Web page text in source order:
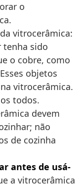
o
da vitrocerâmica:
tenha sido
o cobre, como
objetos
na vitrocerâmica.
todos.
devem
não
de cozinha
antes de usá-
a vitrocerâmica